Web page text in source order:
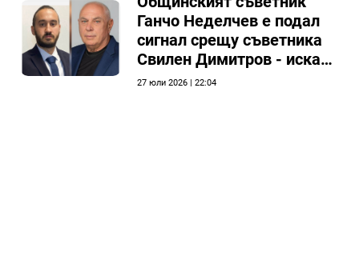
Ганчо Неделчев е подал
сигнал срещу съветника
Свилен Димитров - иска
етичната комисия на
27 юли 2026 | 22:04